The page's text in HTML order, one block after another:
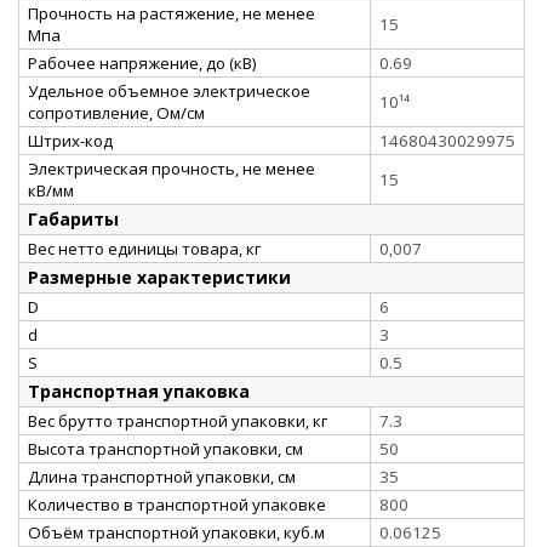
Прочность на растяжение, не менее
Мпа
15
Рабочее напряжение, до (кВ)
0.69
Удельное объемное электрическое
сопротивление, Ом/см
10¹⁴
Штрих-код
14680430029975
Электрическая прочность, не менее
кВ/мм
15
Габариты
Вес нетто единицы товара, кг 0,007
Размерные характеристики
D
6
d
3
S
0.5
Транспортная упаковка
Вес брутто транспортной упаковки, кг
7.3
Высота транспортной упаковки, см
50
Длина транспортной упаковки, см
35
Количество в транспортной упаковке
800
Объём транспортной упаковки, куб.м
0.06125